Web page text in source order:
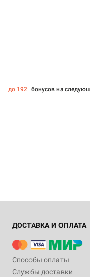
до 192 бонусов на
ДОСТАВКА И ОПЛАТА
Способы оплаты
Службы доставки